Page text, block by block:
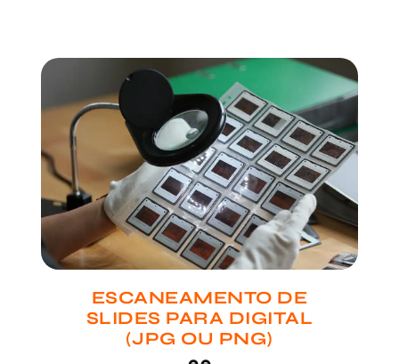
ESCANEAMENTO DE
SLIDES PARA DIGITAL
(JPG OU PNG)